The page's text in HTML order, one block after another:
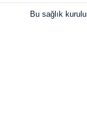
Bu sağlık